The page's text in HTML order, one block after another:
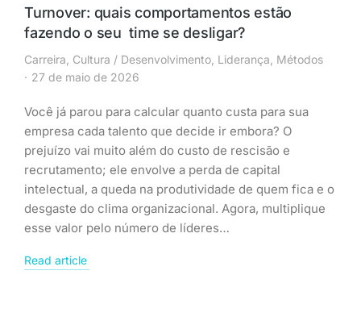
Turnover: quais comportamentos estão
fazendo o seu time se desligar?
Carreira Cultura / Desenvolvimento Liderança Métodos
27 de maio de 2026
Você já parou para calcular quanto custa para sua
empresa cada talento que decide ir embora? O
prejuízo vai muito além do custo de rescisão e
recrutamento; ele envolve a perda de capital
intelectual, a queda na produtividade de quem fica e o
desgaste do clima organizacional. Agora, multiplique
esse valor pelo número de líderes…
Read article